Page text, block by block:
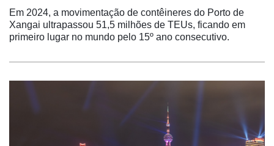
Em 2024, a movimentação de contêineres do Porto de
Xangai ultrapassou 51,5 milhões de TEUs, ficando em
primeiro lugar no mundo pelo 15º ano consecutivo.